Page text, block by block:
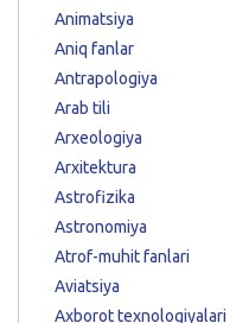
Animatsiya
Aniq fanlar
Antrapologiya
Arab tili
Arxeologiya
Arxitektura
Astrofizika
Astronomiya
Atrof-muhit fanlari
Aviatsiya
Axborot texnologiyalari